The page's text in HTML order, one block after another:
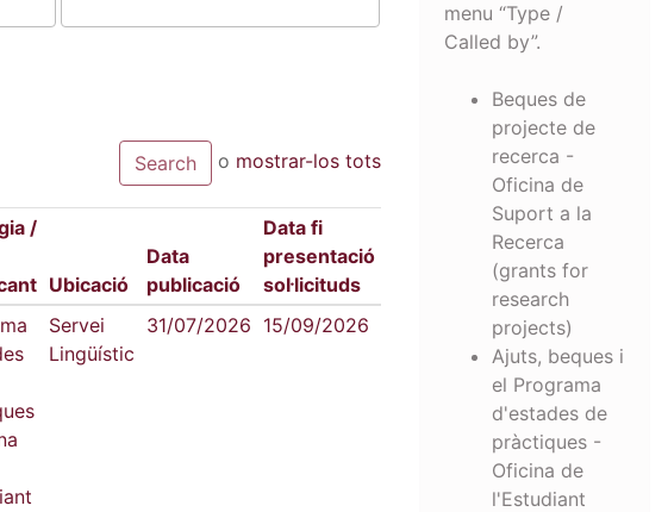
o mostrar-los tots
/
Ubicació
Data
publicació
Data fi
presentació
sol·licituds
Servei
Lingüístic
31/07/2026 15/09/2026
menu “Type /
Called by”.
Beques de
projecte de
recerca -
Oficina de
Suport a la
Recerca
(grants for
research
projects)
Ajuts, beques i
el Programa
d'estades de
pràctiques -
Oficina de
l'Estudiant